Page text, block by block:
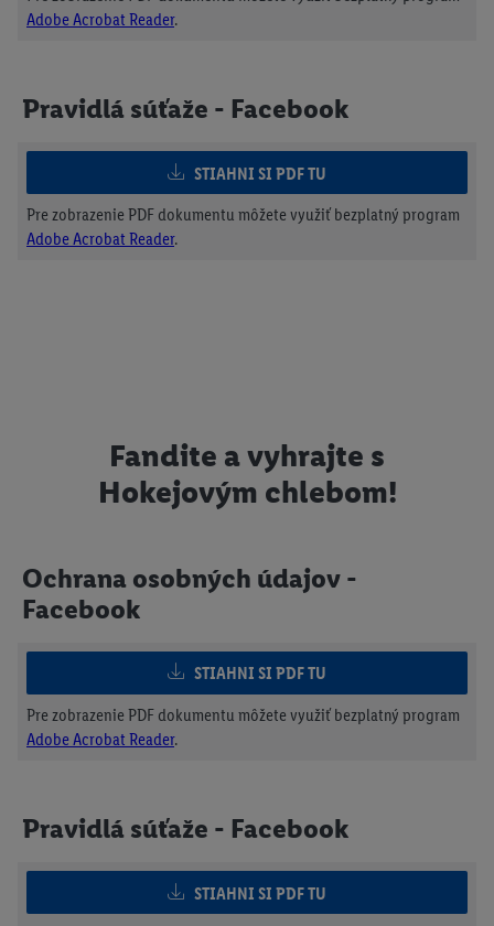
Adobe Acrobat Reader.
Pravidlá súťaže - Facebook
STIAHNI SI PDF TU
Pre zobrazenie PDF dokumentu môžete využiť bezplatný program
Adobe Acrobat Reader.
Fandite a vyhrajte s
Hokejovým chlebom!
Ochrana osobných údajov -
Facebook
STIAHNI SI PDF TU
Pre zobrazenie PDF dokumentu môžete využiť bezplatný program
Adobe Acrobat Reader.
Pravidlá súťaže - Facebook
STIAHNI SI PDF TU